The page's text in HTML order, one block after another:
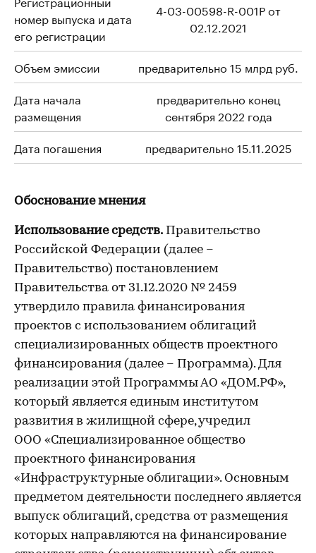
номер выпуска и дата
его регистрации
4-03-00598-R-001P от
02.12.2021
Объем эмиссии
предварительно 15 млрд руб.
Дата начала
размещения
предварительно конец
сентября 2022 года
Дата погашения
предварительно 15.11.2025
Обоснование мнения
Использование средств. Правительство
Российской Федерации (далее –
Правительство) постановлением
Правительства от 31.12.2020 № 2459
утвердило правила финансирования
проектов с использованием облигаций
специализированных обществ проектного
финансирования (далее – Программа). Для
реализации этой Программы АО «ДОМ.РФ»,
который является единым институтом
развития в жилищной сфере, учредил
ООО «Специализированное общество
проектного финансирования
«Инфраструктурные облигации». Основным
предметом деятельности последнего является
выпуск облигаций, средства от размещения
которых направляются на финансирование